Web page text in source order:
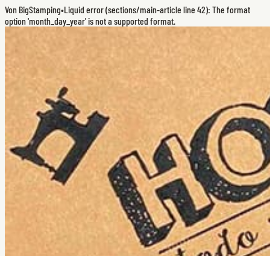
Von BigStamping•Liquid error (sections/main-article line 42): The format
option 'month_day_year' is not a supported format.